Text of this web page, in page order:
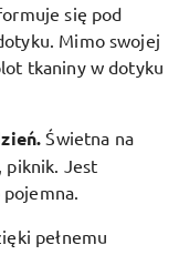
się pod
Mimo swojej
tkaniny w dotyku
Świetna na
piknik. Jest
pełnemu